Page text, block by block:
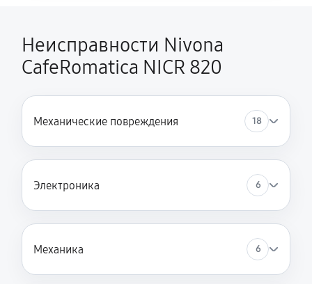
Неисправности Nivona
CafeRomatica NICR 820
Механические повреждения 18
Электроника 6
Механика 6